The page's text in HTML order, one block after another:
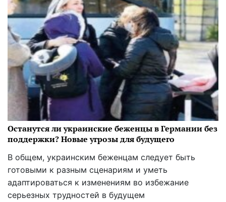
Останутся ли украинские беженцы в Германии без
поддержки? Новые угрозы для будущего
В общем, украинским беженцам следует быть
готовыми к разным сценариям и уметь
адаптироваться к изменениям во избежание
серьезных трудностей в будущем